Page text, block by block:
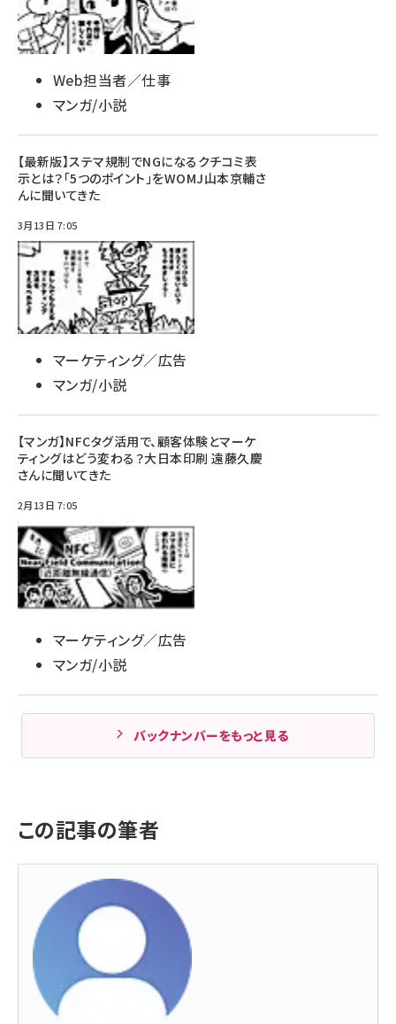
Web担当者／仕事
マンガ/小説
【最新版】ステマ規制でNGになるクチコミ表
示とは？「5つのポイント」をWOMJ山本京輔さ
んに聞いてきた
3月13日 7:05
マーケティング／広告
マンガ/小説
【マンガ】NFCタグ活用で、顧客体験とマーケ
ティングはどう変わる？大日本印刷 遠藤久慶
さんに聞いてきた
2月13日 7:05
マーケティング／広告
マンガ/小説
バックナンバーをもっと見る
この記事の筆者